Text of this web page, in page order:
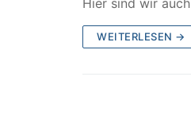
WEITERLESEN →